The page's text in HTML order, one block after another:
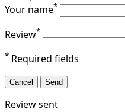
Your name*
Review*
* Required fields
Cancel Send
Review sent